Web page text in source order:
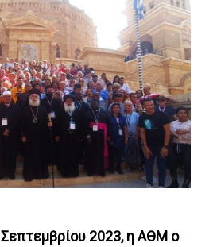
Σεπτεμβρίου 2023, η ΑΘΜ ο